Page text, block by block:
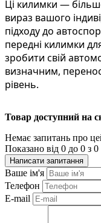
Ці килимки —
вираз вашого
підходу до
передні килимки
зробити свій
визначним,
рівень.
Товар доступний на
Немає запитань про
Показано від 0 до 0 з
Написати запитання
Ваше ім'я
Телефон
E-mail